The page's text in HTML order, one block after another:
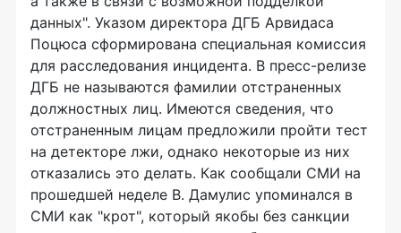
данных". Указом директора ДГБ Арвидаса
Поцюса сформирована специальная комиссия
для расследования инцидента. В пресс-релизе
ДГБ не называются фамилии отстраненных
должностных лиц. Имеются сведения, что
отстраненным лицам предложили пройти тест
на детекторе лжи, однако некоторые из них
отказались это делать. Как сообщали СМИ на
прошедшей неделе В. Дамулис упоминался в
СМИ как "крот", который якобы без санкции